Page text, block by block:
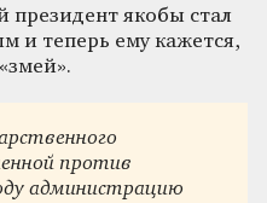
президент якобы стал
и теперь ему кажется,
против
администрацию